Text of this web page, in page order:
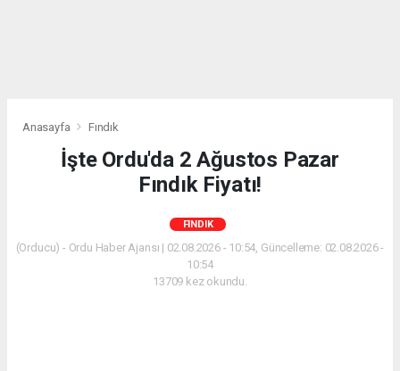
Anasayfa Fındık
İşte Ordu'da 2 Ağustos Pazar
Fındık Fiyatı!
FINDIK
(Orducu) - Ordu Haber Ajansı | 02.08.2026 - 10:54, Güncelleme: 02.08.2026 -
10:54
13709 kez okundu.